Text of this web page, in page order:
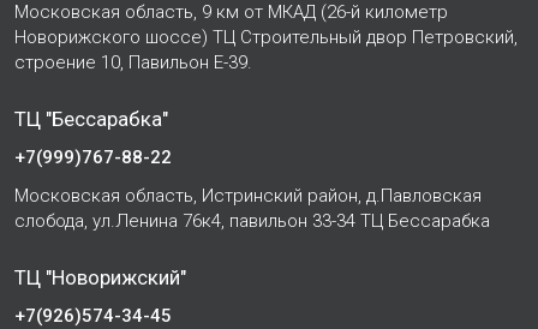
Московская область, 9 км от МКАД (26-й километр
Новорижского шоссе) ТЦ Строительный двор Петровский,
строение 10, Павильон Е-39.
ТЦ "Бессарабка"
+7(999)767-88-22
Московская область, Истринский район, д.Павловская
слобода, ул.Ленина 76к4, павильон 33-34 ТЦ Бессарабка
ТЦ "Новорижский"
+7(926)574-34-45